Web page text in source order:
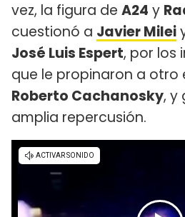
vez, la figura de A24 y
cuestionó a Javier Milei
José Luis Espert, por los
que le propinaron a otro
Roberto Cachanosky, y
amplia repercusión.